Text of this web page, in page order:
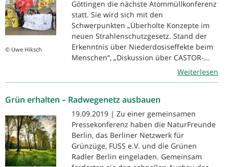
© Uwe Hiksch
Göttingen die nächste Atommüllkonferenz
statt. Sie wird sich mit den
Schwerpunkten „Überholte Konzepte im
neuen Strahlenschutzgesetz. Stand der
Erkenntnis über Niederdosiseffekte beim
Menschen“, „Diskussion über CASTOR-...
Weiterlesen
Grün erhalten – Radwegenetz ausbauen
19.09.2019 | Zu einer gemeinsamen
Pressekonferenz haben die NaturFreunde
Berlin, das Berliner Netzwerk für
Grünzüge, FUSS e.V. und die Grünen
Radler Berlin eingeladen. Gemeinsam